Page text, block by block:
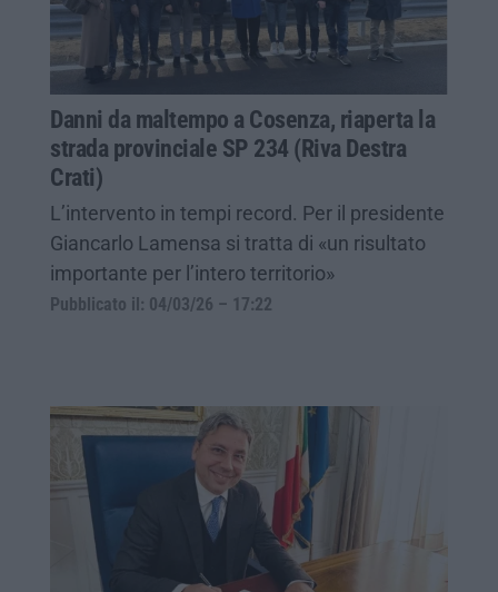
Danni da maltempo a Cosenza, riaperta la
strada provinciale SP 234 (Riva Destra
Crati)
L’intervento in tempi record. Per il presidente
Giancarlo Lamensa si tratta di «un risultato
importante per l’intero territorio»
Pubblicato il: 04/03/26 – 17:22